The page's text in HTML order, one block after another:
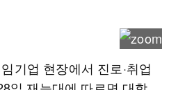
기업 현장에서 진로·취업